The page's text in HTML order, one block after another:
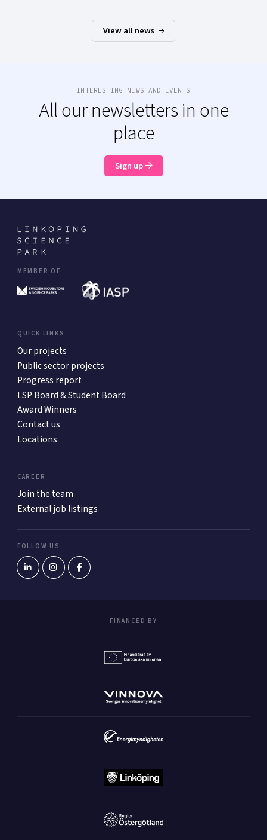
View all news
INTERESTING NEWS AND EVENTS
All our newsletters in one
place
Sign up
MEMBER OF
QUICK LINKS
Our projects
Public sector projects
Progress report
LSP Board & Student Board
Award Winners
Contact us
Locations
CAREER
Join the team
External job listings
FOLLOW US
FINANCED BY